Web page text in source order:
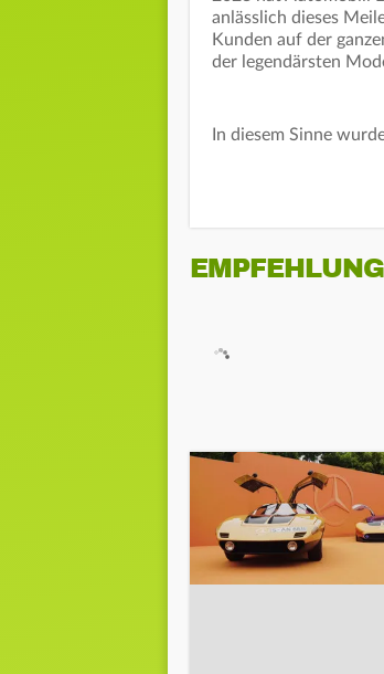
anlässlich dieses
Kunden auf der
der legendärsten
In diesem Sinne